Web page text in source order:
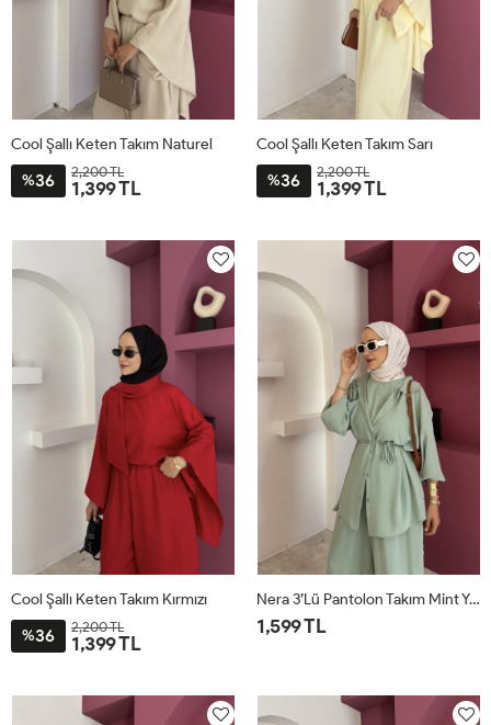
Cool Şallı Keten Takım Naturel
%36 2,200 TL
1,399 TL
Cool Şallı Keten Takım Sarı
%36 2,200 TL
1,399 TL
Cool Şallı Keten Takım Kırmızı
%36 2,200 TL
1,399 TL
Nera 3’lü Pantolon Takım Mint Yeşili
1,599 TL